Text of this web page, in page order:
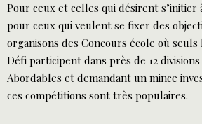
Pour ceux et celles qui désirent s’initier
pour ceux qui veulent se fixer des
organisons des Concours école où seuls
Défi participent dans près de 12
Abordables et demandant un mince
ces compétitions sont très populaires.